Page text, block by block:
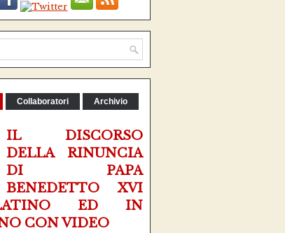
Collaboratori Archivio
IL DISCORSO
DELLA RINUNCIA
DI PAPA
BENEDETTO XVI
ED IN
CON VIDEO